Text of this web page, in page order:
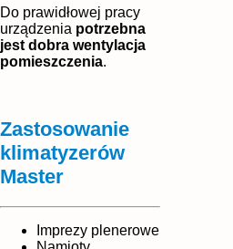
Do prawidłowej pracy
urządzenia potrzebna
jest dobra wentylacja
pomieszczenia.
Zastosowanie
klimatyzerów
Master
Imprezy plenerowe